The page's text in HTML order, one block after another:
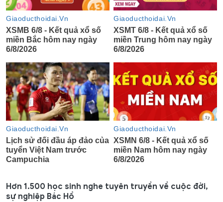
Hơn 1.500 học sinh nghe tuyên truyền về cuộc đời,
sự nghiệp Bác Hồ